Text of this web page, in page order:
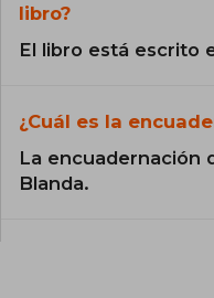
libro?
El libro está escrito
¿Cuál es la
La encuadernación
Blanda.